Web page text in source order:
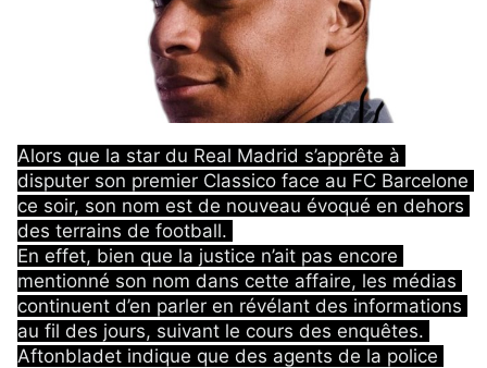
Alors que la star du Real Madrid s’apprête à
disputer son premier Classico face au FC Barcelone
ce soir, son nom est de nouveau évoqué en dehors
des terrains de football.
En effet, bien que la justice n’ait pas encore
mentionné son nom dans cette affaire, les médias
continuent d’en parler en révélant des informations
au fil des jours, suivant le cours des enquêtes.
Aftonbladet indique que des agents de la police